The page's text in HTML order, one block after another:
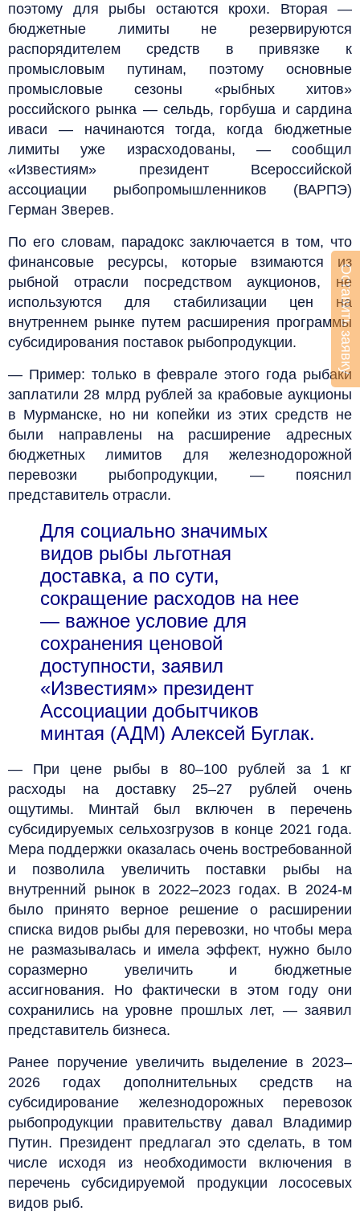
поэтому для рыбы остаются крохи. Вторая —
бюджетные лимиты не резервируются
распорядителем средств в привязке к
промысловым путинам, поэтому основные
промысловые сезоны «рыбных хитов»
российского рынка — сельдь, горбуша и сардина
иваси — начинаются тогда, когда бюджетные
лимиты уже израсходованы, — сообщил
«Известиям» президент Всероссийской
ассоциации рыбопромышленников (ВАРПЭ)
Герман Зверев.
По его словам, парадокс заключается в том, что
финансовые ресурсы, которые взимаются из
рыбной отрасли посредством аукционов, не
используются для стабилизации цен на
внутреннем рынке путем расширения программы
субсидирования поставок рыбопродукции.
— Пример: только в феврале этого года рыбаки
заплатили 28 млрд рублей за крабовые аукционы
в Мурманске, но ни копейки из этих средств не
были направлены на расширение адресных
бюджетных лимитов для железнодорожной
перевозки рыбопродукции, — пояснил
представитель отрасли.
Для социально значимых
видов рыбы льготная
доставка, а по сути,
сокращение расходов на нее
— важное условие для
сохранения ценовой
доступности, заявил
«Известиям» президент
Ассоциации добытчиков
минтая (АДМ) Алексей Буглак.
— При цене рыбы в 80–100 рублей за 1 кг
расходы на доставку 25–27 рублей очень
ощутимы. Минтай был включен в перечень
субсидируемых сельхозгрузов в конце 2021 года.
Мера поддержки оказалась очень востребованной
и позволила увеличить поставки рыбы на
внутренний рынок в 2022–2023 годах. В 2024-м
было принято верное решение о расширении
списка видов рыбы для перевозки, но чтобы мера
не размазывалась и имела эффект, нужно было
соразмерно увеличить и бюджетные
ассигнования. Но фактически в этом году они
сохранились на уровне прошлых лет, — заявил
представитель бизнеса.
Ранее поручение увеличить выделение в 2023–
2026 годах дополнительных средств на
субсидирование железнодорожных перевозок
рыбопродукции правительству давал Владимир
Путин. Президент предлагал это сделать, в том
числе исходя из необходимости включения в
перечень субсидируемой продукции лососевых
видов рыб.
Оставить заявку